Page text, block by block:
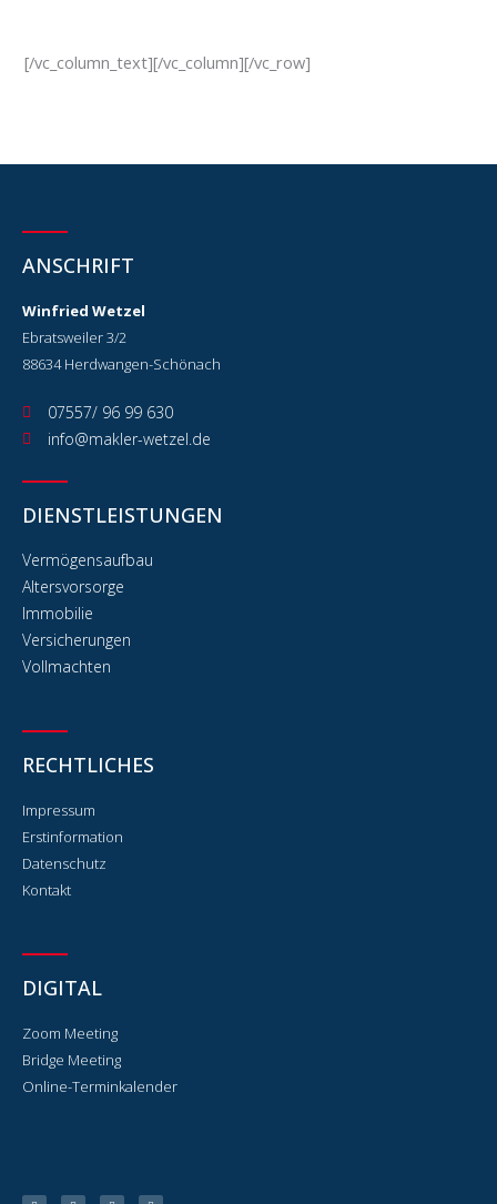
[/vc_column_text][/vc_column][/vc_row]
ANSCHRIFT
Winfried Wetzel
Ebratsweiler 3/2
88634 Herdwangen-Schönach
07557/ 96 99 630
info@makler-wetzel.de
DIENSTLEISTUNGEN
Vermögensaufbau
Altersvorsorge
Immobilie
Versicherungen
Vollmachten
RECHTLICHES
Impressum
Erstinformation
Datenschutz
Kontakt
DIGITAL
Zoom Meeting
Bridge Meeting
Online-Terminkalender
c n n u